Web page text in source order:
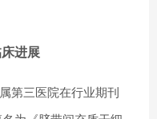
进展
第三医院在行业期刊